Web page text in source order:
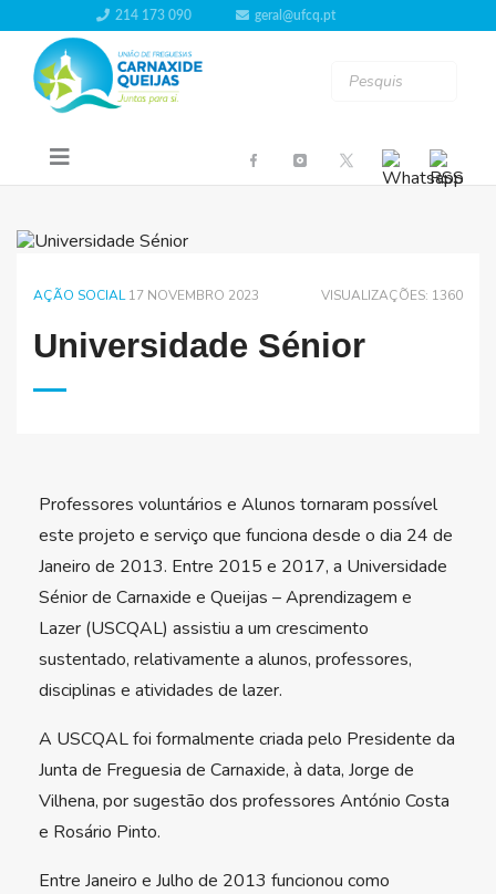
214 173 090 geral@ufcq.pt
AÇÃO SOCIAL 17 NOVEMBRO 2023 VISUALIZAÇÕES: 1360
Universidade Sénior
Professores voluntários e Alunos tornaram possível
este projeto e serviço que funciona desde o dia 24 de
Janeiro de 2013. Entre 2015 e 2017, a Universidade
Sénior de Carnaxide e Queijas – Aprendizagem e
Lazer (USCQAL) assistiu a um crescimento
sustentado, relativamente a alunos, professores,
disciplinas e atividades de lazer.
A USCQAL foi formalmente criada pelo Presidente da
Junta de Freguesia de Carnaxide, à data, Jorge de
Vilhena, por sugestão dos professores António Costa
e Rosário Pinto.
Entre Janeiro e Julho de 2013 funcionou como